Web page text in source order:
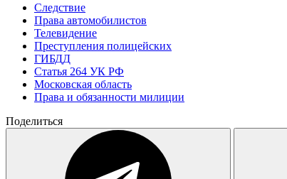
Следствие
Права автомобилистов
Телевидение
Преступления полицейских
ГИБДД
Статья 264 УК РФ
Московская область
Права и обязанности милиции
Поделиться